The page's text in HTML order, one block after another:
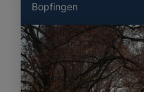
Bopfingen